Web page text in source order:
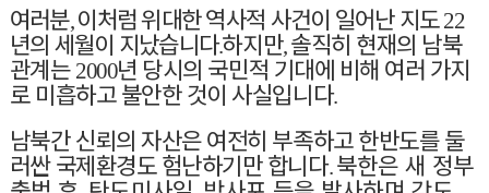
여러분,이처럼 위대한 역사적 사건이 일어난 지도22
년의 세월이 지났습니다.하지만,솔직히 현재의 남북
관계는 2000년 당시의 국민적 기대에 비해 여러 가지
로 미흡하고 불안한 것이 사실입니다.
남북간 신뢰의 자산은 여전히 부족하고 한반도를 둘
러싼 국제환경도 험난하기만 합니다.북한은 새 정부